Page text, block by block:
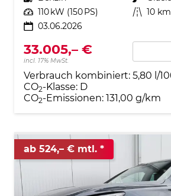
Leistung 110 kW (150 PS) Kilometerstand 10 km
03.06.2026
33.005,– €
incl. 17% MwSt.
Verbrauch kombiniert: 5,80 l/
CO2-Klasse: D
CO2-Emissionen: 131,00 g/km
ab 524,– € mtl.